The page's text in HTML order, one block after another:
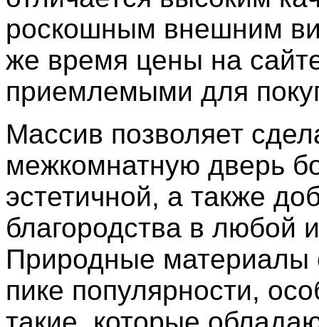
роскошным внешним
же время цены на
приемлемыми для
Массив позволяет
межкомнатную дверь
эстетичной, а также
благородства в любой
Природные материалы
пике популярности,